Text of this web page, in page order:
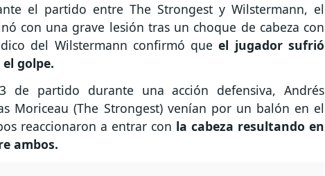
el partido entre The Strongest y Wilstermann, el
con una grave lesión tras un choque de cabeza con
del Wilstermann confirmó queel jugador sufrió
golpe.
partido durante una acción defensiva, Andrés
Moriceau (The Strongest) venían por un balón en el
reaccionaron a entrar con la cabeza resultando en
ambos.